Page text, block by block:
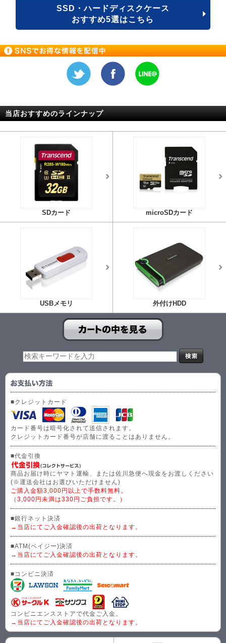
SSD・ハードディスクケース
おすすめ5選はこちら
当店おすすめのラインナップ
SDカード microSDカード
USBメモリ 外付けHDD
■クレジットカード
カード番号は暗号化されて送信されます。
クレジットカード番号が店舗に渡ることはありません。
■代金引換
商品お届け時にヤマト運輸、または佐川急便へ現金をお渡しください
(※運送会社はお選びいただけません)
ご購入金額3,000円以上で手数料無料。
（3,000円未満は330円ご負担です。）
■銀行ネット決済
→当店にてご入金確認後の出荷となります。
■ATM(ペイジー)決済
→当店にてご入金確認後の出荷となります。
■コンビニ決済
コンビニエンスストアで代金ご入金。
→当店にてご入金確認後の出荷となります。